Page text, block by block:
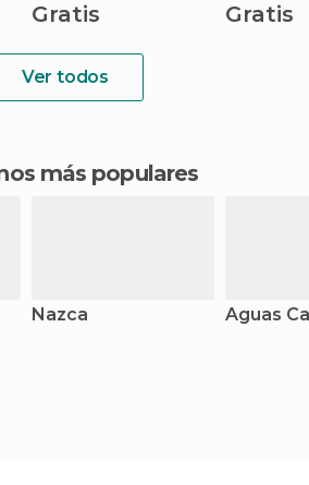
Gratis Gratis
Ver todos
más populares
Nazca Aguas